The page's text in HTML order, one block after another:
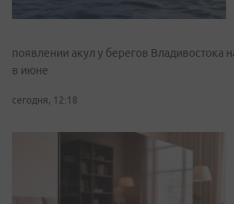
появлении акул у берегов Владивостока
в июне
сегодня, 12:18